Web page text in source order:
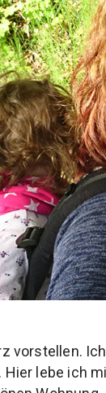
vorstellen.
lebe ich